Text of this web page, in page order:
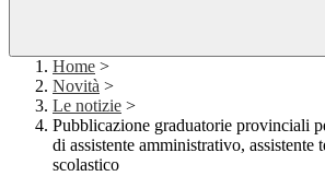
Home >
Novità >
Le notizie >
Pubblicazione graduatorie provinciali
di assistente amministrativo, assistente
scolastico